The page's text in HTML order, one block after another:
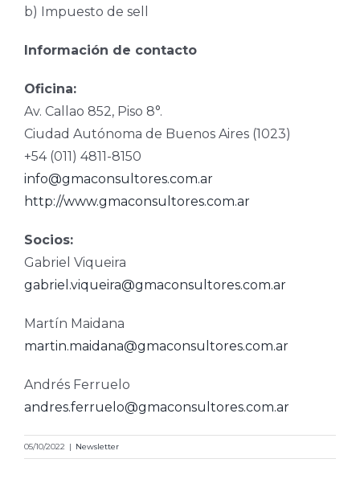
b) Impuesto de sell
Información de contacto
Oficina:
Av. Callao 852, Piso 8°.
Ciudad Autónoma de Buenos Aires (1023)
+54 (011) 4811-8150
info@gmaconsultores.com.ar
http://www.gmaconsultores.com.ar
Socios:
Gabriel Viqueira
gabriel.viqueira@gmaconsultores.com.ar
Martín Maidana
martin.maidana@gmaconsultores.com.ar
Andrés Ferruelo
andres.ferruelo@gmaconsultores.com.ar
05/10/2022 | Newsletter